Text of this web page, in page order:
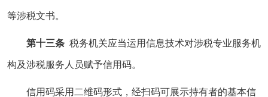
等涉税文书。
第十三条 税务机关应当运用信息技术对涉税专业服务机
构及涉税服务人员赋予信用码。
信用码采用二维码形式，经扫码可展示持有者的基本信